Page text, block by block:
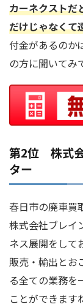
カーネクストだ
だけじゃなくて
付金があるのか
の方に聞いてみ
第2位 株式
ター
春日市の廃車買
株式会社ブレイ
ネス展開をして
販売・輸出とお
る全ての業務を
ことができます